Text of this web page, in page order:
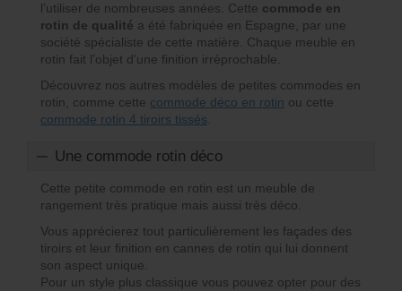
l’utiliser de nombreuses années. Cette commode en
rotin de qualité a été fabriquée en Espagne, par une
société spécialiste de cette matière. Chaque meuble en
rotin fait l’objet d’une finition irréprochable.
Découvrez nos autres modèles de petites commodes en
rotin, comme cette commode déco en rotin ou cette
commode rotin 4 tiroirs tissés
Une commode rotin déco
Cette petite commode en rotin est un meuble de
rangement très pratique mais aussi très déco.
Vous apprécierez tout particulièrement les façades des
tiroirs et leur finition en cannes de rotin qui lui donnent
son aspect unique.
Pour un style plus classique vous pouvez opter pour des